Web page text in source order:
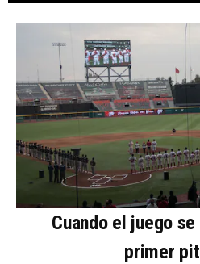
Cuando el juego
primer